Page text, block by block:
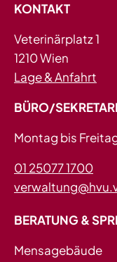
KONTAKT
Veterinärplatz 1
1210 Wien
Lage & Anfahrt
BÜRO/
Montag bis
01 25077 1700
BERATUNG &
Mensagebäude